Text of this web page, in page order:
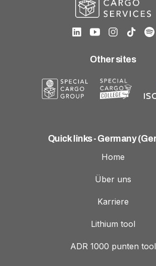
Other sites
Quick links - Germany
Home
Über uns
Karriere
Lithium tool
ADR 1000 punten tool